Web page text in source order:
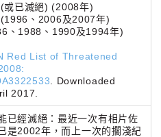
或已滅絕) (2008年)
、2006及2007年)
、1988、1990及1994年)
Red List of Threatened
. Downloaded
2017.
已經滅絕：最近一次有相片佐
是2002年，而上一次的擱淺紀